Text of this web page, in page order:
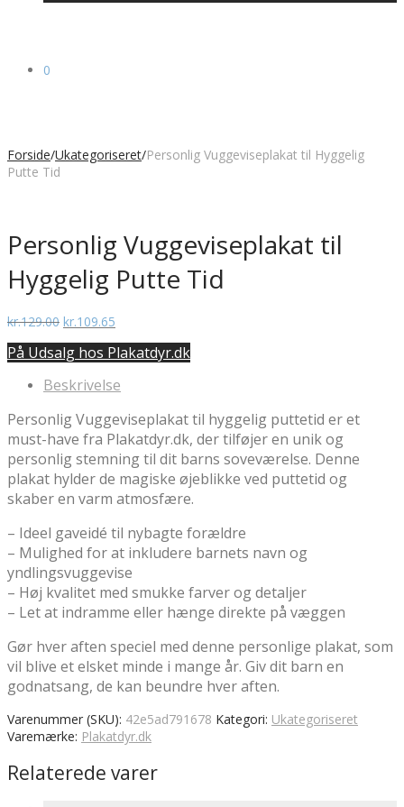
0
Forside/Ukategoriseret/Personlig Vuggeviseplakat til Hyggelig
Putte Tid
Personlig Vuggeviseplakat til
Hyggelig Putte Tid
kr.129.00 Den
pris
kr.129.00.
kr.109.65
pris
kr.109.65.
På Udsalg hos Plakatdyr.dk
Beskrivelse
Personlig Vuggeviseplakat til hyggelig puttetid er et
must-have fra Plakatdyr.dk, der tilføjer en unik og
personlig stemning til dit barns soveværelse. Denne
plakat hylder de magiske øjeblikke ved puttetid og
skaber en varm atmosfære.
– Ideel gaveidé til nybagte forældre
– Mulighed for at inkludere barnets navn og
yndlingsvuggevise
– Høj kvalitet med smukke farver og detaljer
– Let at indramme eller hænge direkte på væggen
Gør hver aften speciel med denne personlige plakat, som
vil blive et elsket minde i mange år. Giv dit barn en
godnatsang, de kan beundre hver aften.
Varenummer (SKU): 42e5ad791678 Kategori: Ukategoriseret
Varemærke: Plakatdyr.dk
Relaterede varer